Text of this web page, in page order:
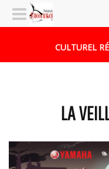
CULTUREL
LA